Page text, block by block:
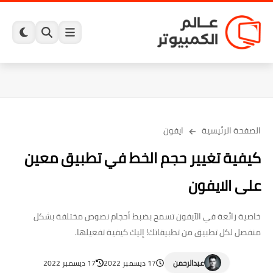
الصفحة الرئيسية ايفون
كيفية تغيير حجم الخط في تطبيق معين
على الايفون
خاصية رائعة في الآيفون تسمح بضبط أحجام نصوص مختلفة بشكل
منفصل لكل تطبيق من تطبيقاتك! إليك كيفية تفعيلها.
عبدالرحمن 17 ديسمبر 2022
17 ديسمبر 2022